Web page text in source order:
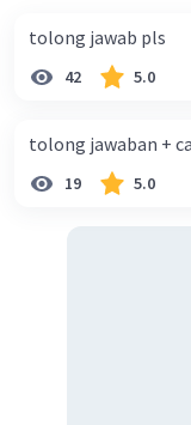
tolong jawab pls
42 5.0
tolong jawaban +
19 5.0